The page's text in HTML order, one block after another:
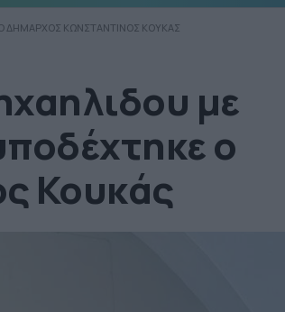
ΔΗΜΑΡΧΟΣ ΚΩΝΣΤΑΝΤΙΝΟΣ ΚΟΥΚΑΣ
με
ο
Κουκάς